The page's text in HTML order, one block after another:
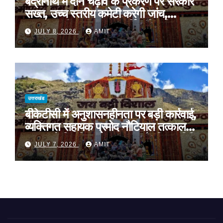
सख्त, उच्च स्तरीय कमेटी करेगी जांच,
अनुशासनहीनता पर एक कार्मिक निलंबित
JULY 8, 2026 AMIT
उत्तराखंड
बीकेटीसी में अनुशासनहीनता पर बड़ी कार्रवाई,
व्यक्तिगत सहायक प्रमोद नौटियाल तत्काल
प्रभाव से निलंबित, निष्पक्ष जांच के लिए समिति
गठित
JULY 7, 2026 AMIT